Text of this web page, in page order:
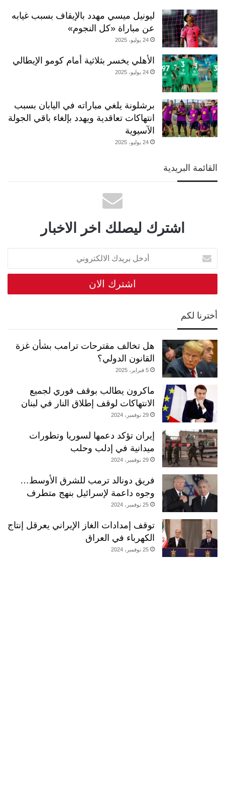
ليونيل ميسي مهدد بالإيقاف بسبب غيابه
عن مباراة «كل النجوم»
24 يوليو، 2025
الأهلي يخسر بثلاثية أمام كومو الإيطالي
24 يوليو، 2025
برشلونة يلغي مباراته في اليابان بسبب
انتهاكات تعاقدية ويهدد بإلغاء باقي الجولة
الآسيوية
24 يوليو، 2025
القائمة البريدية
اشترك ليصلك اخر الاخبار
أدخل
بريدك
الالكتروني
أخترنا لكم
هل تخالف مقترحات ترامب بشأن غزة
القانون الدولي؟
5 فبراير، 2025
ماكرون يطالب بوقف فوري لجميع
الانتهاكات لوقف إطلاق النار في لبنان
29 نوفمبر، 2024
إيران تؤكد دعمها لسوريا وتطورات
ميدانية في إدلب وحلب
29 نوفمبر، 2024
فريق دونالد ترمب للشرق الأوسط…
وجوه داعمة لإسرائيل بنهج متطرف
25 نوفمبر، 2024
توقف إمدادات الغاز الإيراني يعرقل إنتاج
الكهرباء في العراق
25 نوفمبر، 2024